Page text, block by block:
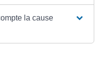
la cause